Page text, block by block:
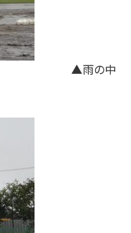
備 ▲雨の中